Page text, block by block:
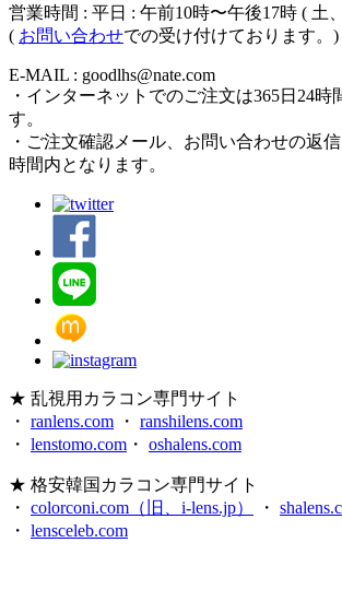
営業時間 : 平日 : 午前10時〜午後17時 ( 土
( お問い合わせでの受け付けております。)
E-MAIL : goodlhs@nate.com
・インターネットでのご注文は365日24時
す。
・ご注文確認メール、お問い合わせの返
時間内となります。
★ 乱視用カラコン専門サイト
・ ranlens.com ・ ranshilens.com
・ lenstomo.com ・ oshalens.com
★ 格安韓国カラコン専門サイト
・ colorconi.com（旧、i-lens.jp） ・
・ lensceleb.com